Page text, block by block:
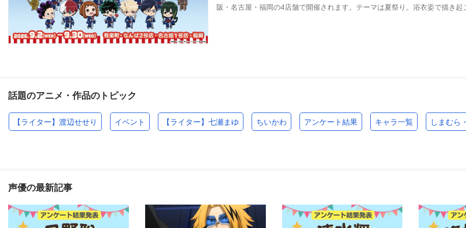
阪・名古屋・福岡の4店舗で開催されます。テーマは夏祭り。浴衣姿で描き起
話題のアニメ・作品のトピック
【ライター】渡辺せせり イベント 【ライター】七瀬まゆ ちいかわ アンケート結果 キャラ一覧 しまむら
声優の最新記事